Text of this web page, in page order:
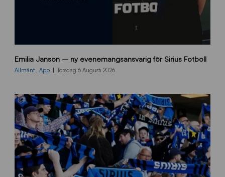
0
0
0
0
_
E
J
Emilia Janson – ny evenemangsansvarig för Sirius Fotboll
Allmänt , App Torsdag 6 Augusti 2026